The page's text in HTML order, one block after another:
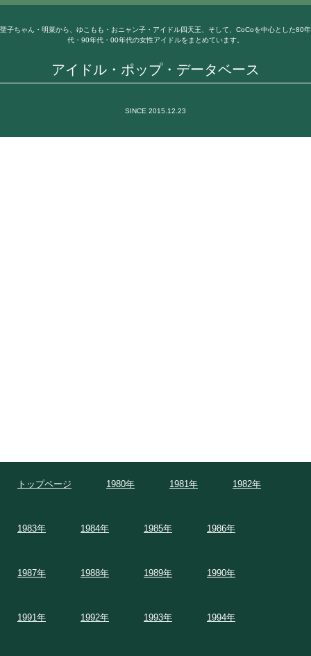
アイドル・ポップ・データベース
聖子ちゃん・明菜から、ゆこもも・おニャン子・アイドル四天王、そして、CoCoを中心とした80年
代・90年代・00年代の女性アイドルをまとめています。
SINCE 2015.12.23
トップページ 1980年 1981年 1982年
1983年 1984年 1985年 1986年
1987年 1988年 1989年 1990年
1991年 1992年 1993年 1994年